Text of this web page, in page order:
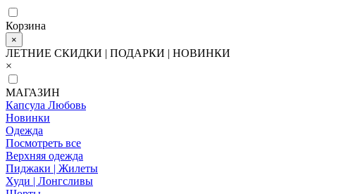
Корзина
×
ЛЕТНИЕ СКИДКИ | ПОДАРКИ | НОВИНКИ
×
МАГАЗИН
Капсула Любовь
Новинки
Одежда
Посмотреть все
Верхняя одежда
Пиджаки | Жилеты
Худи | Лонгсливы